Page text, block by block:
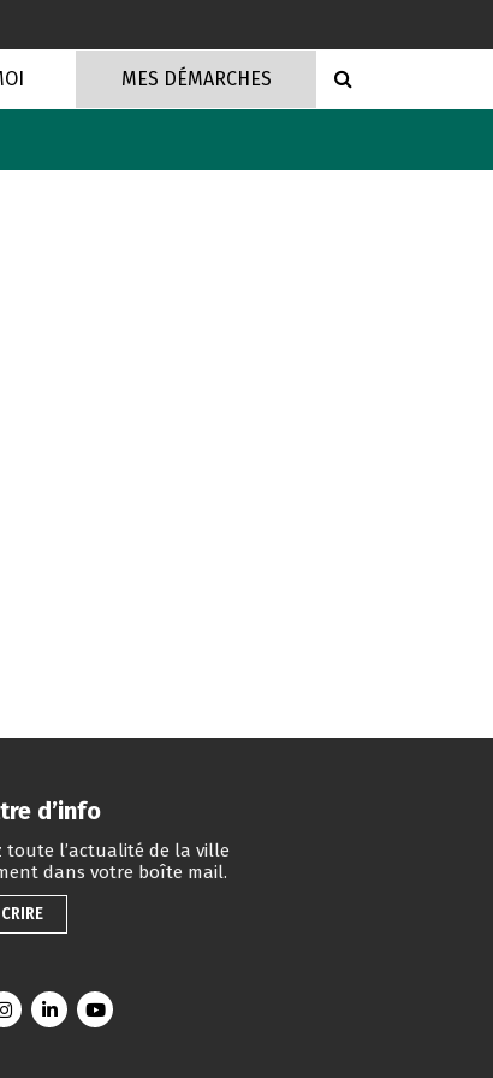
MES DÉMARCHES
d’info
toute l’actualité de la ville
dans votre boîte mail.
le compte Facebook
Lien vers le compte Instagram
Lien vers le compte Linkedin
Lien vers la chaîne Youtube